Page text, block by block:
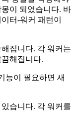
이 되었습니다. 바
터-워커 패턴이
집니다. 각 워커는
해집니다.
능이 필요하면 새
습니다. 각 워커를